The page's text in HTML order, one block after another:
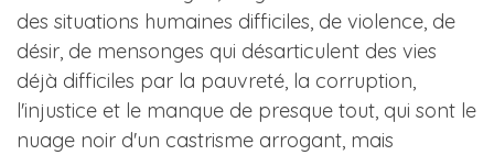
des situations humaines difficiles, de violence, de
désir, de mensonges qui désarticulent des vies
déjà difficiles par la pauvreté, la corruption,
l'injustice et le manque de presque tout, qui sont le
nuage noir d'un castrisme arrogant, mais